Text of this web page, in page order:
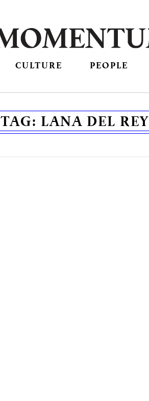
CULTURE PEOPLE
TAG: LANA DEL REY